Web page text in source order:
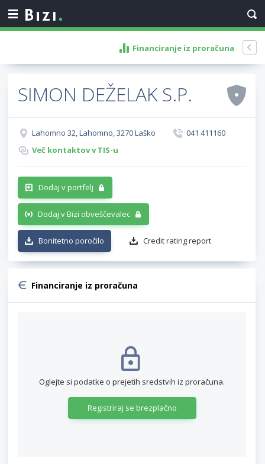
Financiranje iz proračuna
SIMON DEŽELAK S.P.
Lahomno 32, Lahomno, 3270 Laško
041 411160
Več kontaktov v TIS-u
Dodaj v portfelj
Dodaj v Bizi obveščevalec
Bonitetno poročilo Credit rating report
Financiranje iz proračuna
Oglejte si podatke o prejetih sredstvih iz proračuna.
Registriraj se brezplačno